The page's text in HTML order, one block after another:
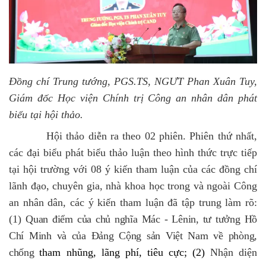
Đồng chí Trung tướng, PGS.TS, NGƯT Phan Xuân Tuy,
Giám đốc Học viện Chính trị Công an nhân dân phát
biểu tại hội thảo.
Hội thảo diễn ra theo 02 phiên. Phiên thứ nhất,
các đại biểu phát biểu thảo luận theo hình thức trực tiếp
tại hội trường với 08 ý kiến tham luận của các đồng chí
lãnh đạo, chuyên gia, nhà khoa học trong và ngoài Công
an nhân dân, các ý kiến tham luận đã tập trung làm rõ:
(1) Quan điểm của chủ nghĩa Mác -Lênin, tư tưởng Hồ
Chí Minh và của Đảng Cộng sản Việt Nam về phòng,
chốngtham nhũng, lãng phí, tiêu cực; (2)Nhận diện